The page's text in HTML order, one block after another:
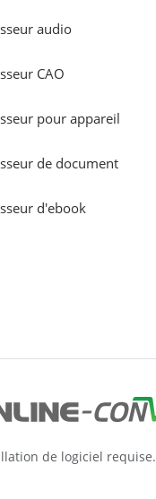
audio
CAO
pour appareil
de document
d'ebook
de logiciel requise.